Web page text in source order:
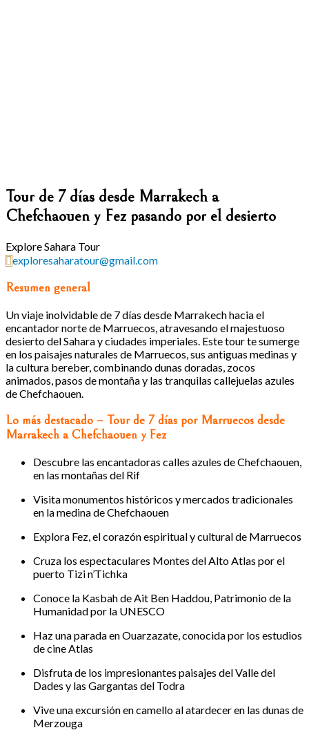
Tour de 7 días desde Marrakech a
Chefchaouen y Fez pasando por el desierto
Explore Sahara Tour
exploresaharatour@gmail.com
Resumen general
Un viaje inolvidable de 7 días desde Marrakech hacia el
encantador norte de Marruecos, atravesando el majestuoso
desierto del Sahara y ciudades imperiales. Este tour te sumerge
en los paisajes naturales de Marruecos, sus antiguas medinas y
la cultura bereber, combinando dunas doradas, zocos
animados, pasos de montaña y las tranquilas callejuelas azules
de Chefchaouen.
Lo más destacado – Tour de 7 días por Marruecos desde
Marrakech a Chefchaouen y Fez
Descubre las encantadoras calles azules de Chefchaouen,
en las montañas del Rif
Visita monumentos históricos y mercados tradicionales
en la medina de Chefchaouen
Explora Fez, el corazón espiritual y cultural de Marruecos
Cruza los espectaculares Montes del Alto Atlas por el
puerto Tizi n’Tichka
Conoce la Kasbah de Ait Ben Haddou, Patrimonio de la
Humanidad por la UNESCO
Haz una parada en Ouarzazate, conocida por los estudios
de cine Atlas
Disfruta de los impresionantes paisajes del Valle del
Dades y las Gargantas del Todra
Vive una excursión en camello al atardecer en las dunas de
Merzouga